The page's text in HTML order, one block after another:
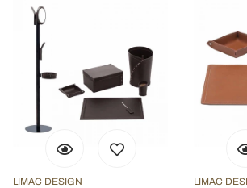
LIMAC DESIGN LIMAC